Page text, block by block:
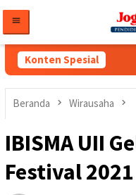
konten
Konten Spesial
Beranda Wirausaha
IBISMA UII
Festival 2021